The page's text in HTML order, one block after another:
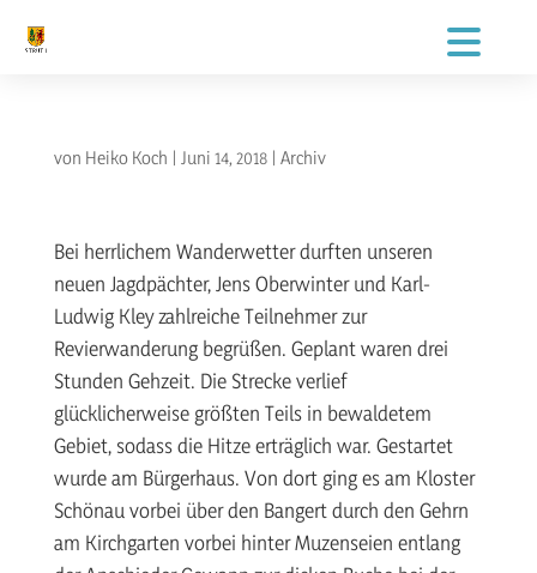
von Heiko Koch | Juni 14, 2018| Archiv
Bei herrlichem Wanderwetter durften unseren
neuen Jagdpächter, Jens Oberwinter und Karl-
Ludwig Kley zahlreiche Teilnehmer zur
Revierwanderung begrüßen. Geplant waren drei
Stunden Gehzeit. Die Strecke verlief
glücklicherweise größten Teils in bewaldetem
Gebiet, sodass die Hitze erträglich war. Gestartet
wurde am Bürgerhaus. Von dort ging es am Kloster
Schönau vorbei über den Bangert durch den Gehrn
am Kirchgarten vorbei hinter Muzenseien entlang